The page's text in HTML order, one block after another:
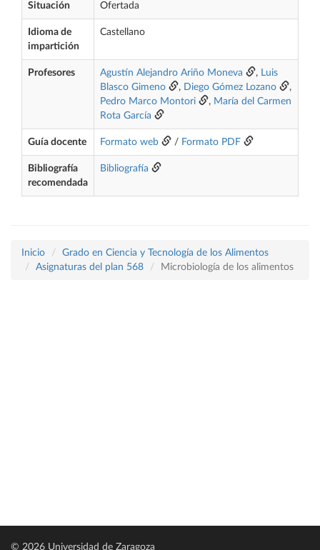
Situación Ofertada
Idioma de
impartición
Castellano
Profesores Agustín Alejandro Ariño Moneva , Luis
Blasco Gimeno
, Diego Gómez Lozano
,
Pedro Marco Montori
, María del Carmen
Rota García
Guía docente Formato web / Formato PDF
Bibliografía
recomendada
Bibliografía
Inicio
Grado en Ciencia y Tecnología de los Alimentos
Asignaturas del plan 568
Microbiología de los alimentos
© 2026 Universidad de Zaragoza